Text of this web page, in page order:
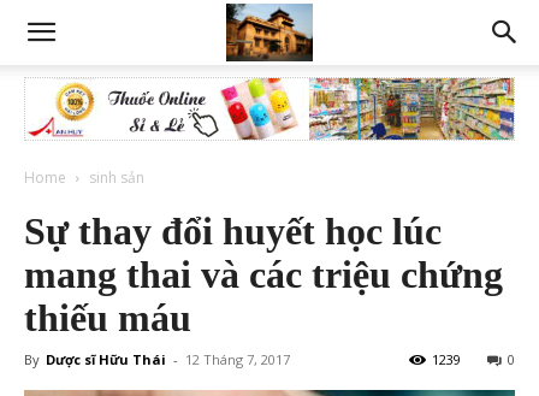
Home sinh sản
Sự thay đổi huyết học lúc
mang thai và các triệu chứng
thiếu máu
By Dược sĩ Hữu Thái - 12 Tháng 7, 2017 0
1239